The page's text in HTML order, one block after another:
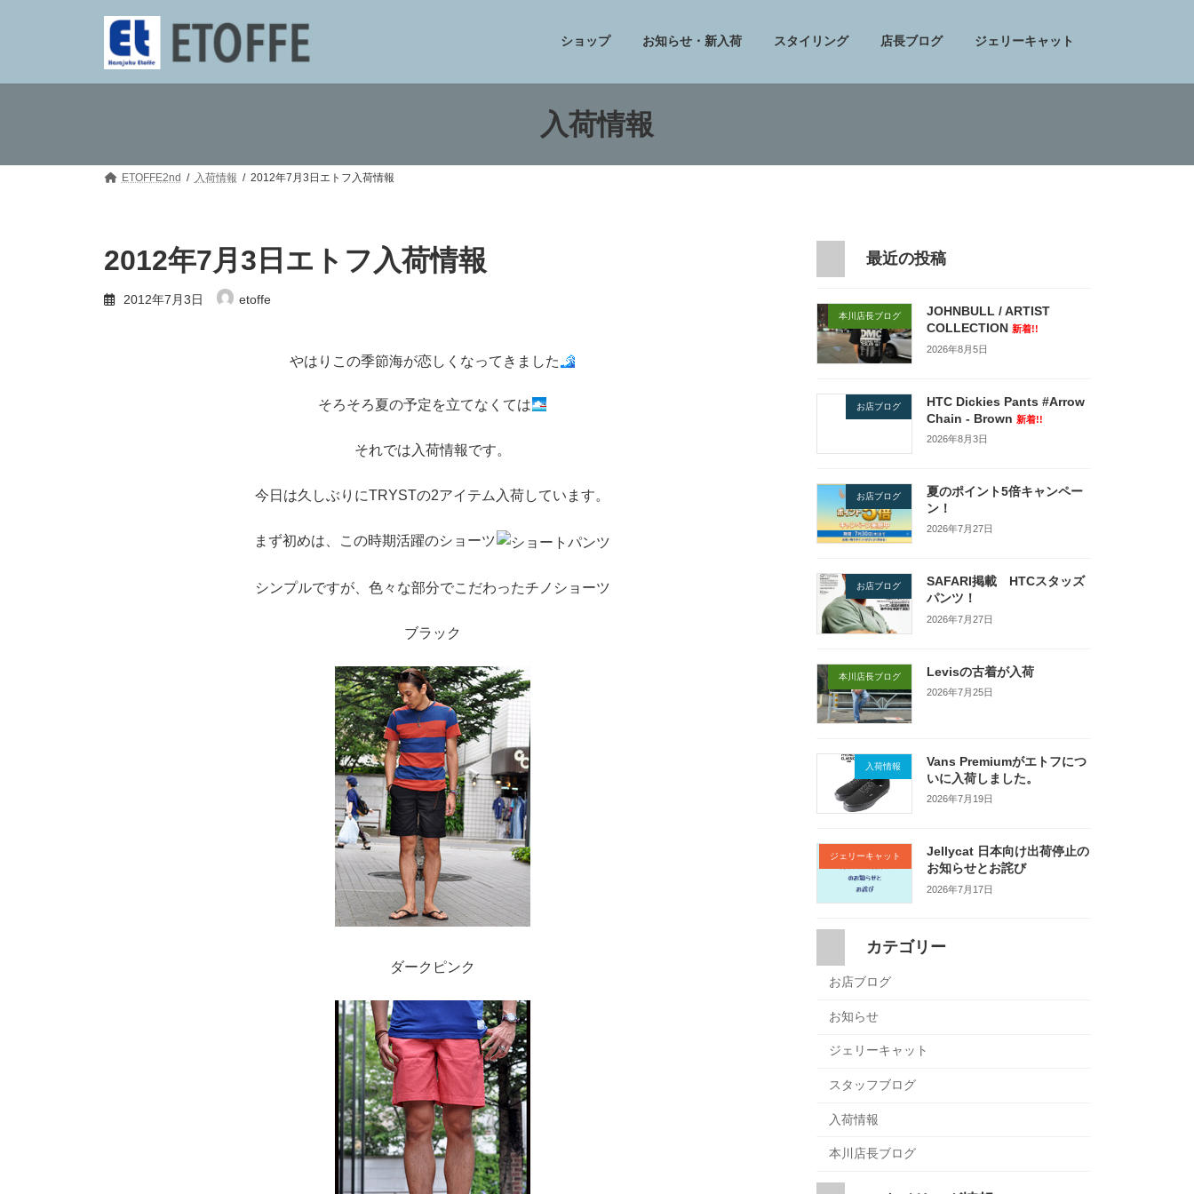
ツ
シ
ショップ お知らせ・新入荷 スタイリング 店長ブログ ジェリーキャット
入荷情報
ETOFFE2nd 入荷情報 2012年7月3日エトフ入荷情報
2012年7月3日エトフ入荷情報
2012年7月3日 etoffe
やはりこの季節海が恋しくなってきました
そろそろ夏の予定を立てなくては
それでは入荷情報です。
今日は久しぶりにTRYSTの2アイテム入荷しています。
まず初めは、この時期活躍のショーツ
シンプルですが、色々な部分でこだわったチノショーツ
ブラック
ダークピンク
最近の投稿
本川店長ブログ
JOHNBULL / ARTIST
COLLECTION 新着!!
2026年8月5日
お店ブログ
HTC Dickies Pants #Arrow
Chain - Brown 新着!!
2026年8月3日
お店ブログ
夏のポイント5倍キャンペー
ン！
2026年7月27日
お店ブログ
SAFARI掲載 HTCスタッズ
パンツ！
2026年7月27日
本川店長ブログ Levisの古着が入荷
2026年7月25日
入荷情報
Vans Premiumがエトフにつ
いに入荷しました。
2026年7月19日
ジェリーキャット
Jellycat 日本向け出荷停止の
お知らせとお詫び
2026年7月17日
カテゴリー
お店ブログ
お知らせ
ジェリーキャット
スタッフブログ
入荷情報
本川店長ブログ